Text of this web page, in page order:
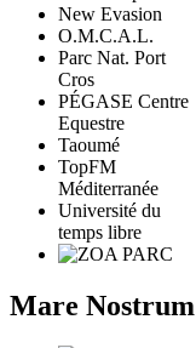
New Evasion
O.M.C.A.L.
Parc Nat. Port
Cros
PÉGASE Centre
Equestre
Taoumé
TopFM
Méditerranée
Université du
temps libre
Mare Nostrum